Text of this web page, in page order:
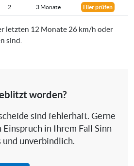
2 3 Monate Hier prüfen
letzten 12 Monate 26 km/h oder
sind.
worden?
sind fehlerhaft. Gerne
in Ihrem Fall Sinn
und unverbindlich.